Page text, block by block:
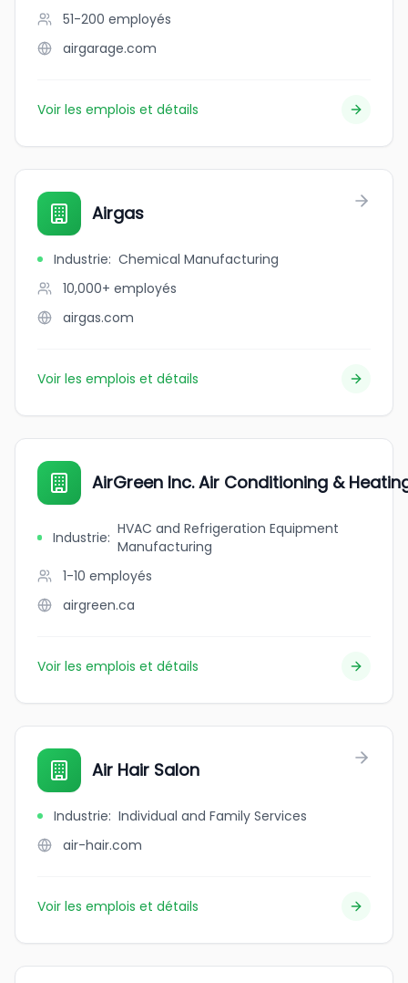
51-200 employés
airgarage.com
Voir les emplois et détails
Airgas
Industrie: Chemical Manufacturing
10,000+ employés
airgas.com
Voir les emplois et détails
AirGreen Inc. Air Conditioning &
Industrie: HVAC and Refrigeration Equipment
Manufacturing
1-10 employés
airgreen.ca
Voir les emplois et détails
Air Hair Salon
Industrie: Individual and Family Services
air-hair.com
Voir les emplois et détails